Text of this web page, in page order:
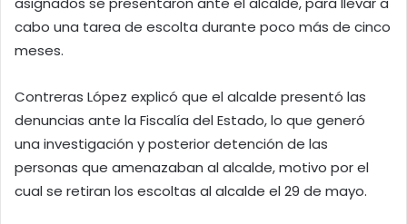
cabo una tarea de escolta durante poco más de cinco
meses.
Contreras López explicó que el alcalde presentó las
denuncias ante la Fiscalía del Estado, lo que generó
una investigación y posterior detención de las
personas que amenazaban al alcalde, motivo por el
cual se retiran los escoltas al alcalde el 29 de mayo.